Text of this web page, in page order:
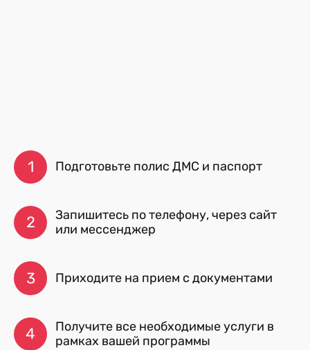
1 Подготовьте полис ДМС и паспорт
2
Запишитесь по телефону, через сайт
или мессенджер
3 Приходите на прием с документами
4
Получите все необходимые услуги в
рамках вашей программы